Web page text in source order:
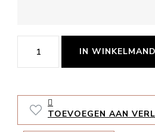
Poster
Achter
die
stralen
IN WINKELMAND
TOEVOEGEN AAN